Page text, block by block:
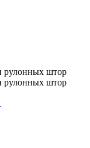
рулонных штор
рулонных штор